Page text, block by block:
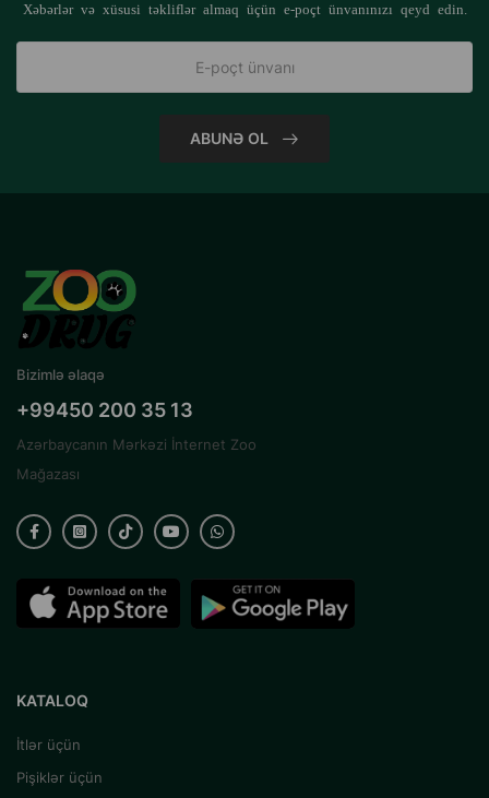
Xəbərlər və xüsusi təkliflər almaq üçün e-poçt ünvanınızı qeyd edin.
ABUNƏ OL
Bizimlə əlaqə
+99450 200 35 13
Azərbaycanın Mərkəzi İnternet Zoo
Mağazası
KATALOQ
İtlər üçün
Pişiklər üçün